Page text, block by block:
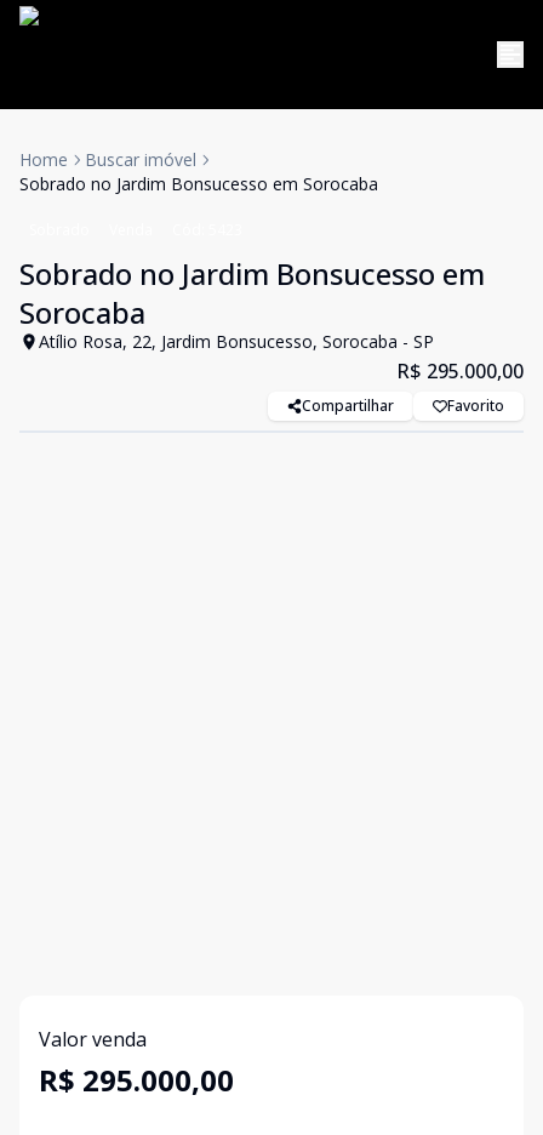
Home
Buscar imóvel
Sobrado no Jardim Bonsucesso em Sorocaba
Sobrado no Jardim Bonsucesso em
Sorocaba
Atílio Rosa, 22, Jardim Bonsucesso, Sorocaba - SP
R$ 295.000,00
Compartilhar Favorito
Valor venda
R$ 295.000,00